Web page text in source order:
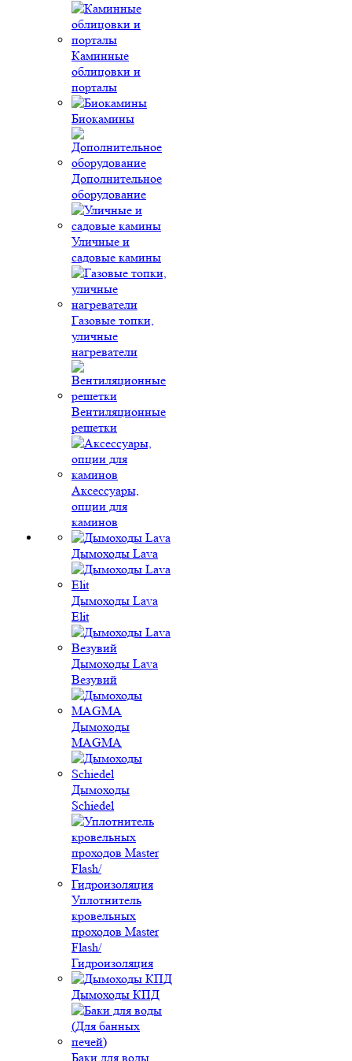
Каминные
облицовки и
порталы
Биокамины
Дополнительное
оборудование
Уличные и
садовые камины
Газовые топки,
уличные
нагреватели
Вентиляционные
решетки
Аксессуары,
опции для
каминов
Дымоходы Lava
Дымоходы Lava
Elit
Дымоходы Lava
Везувий
Дымоходы
MAGMA
Дымоходы
Schiedel
Уплотнитель
кровельных
проходов Master
Flash/
Гидроизоляция
Дымоходы КПД
Баки для воды